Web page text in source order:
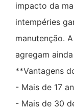
impacto da
intempéries
manutenção.
agregam
**Vantagens
- Mais de 17
- Mais de 30